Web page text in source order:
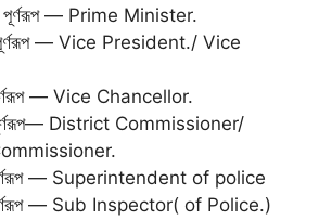
— Prime Minister.
— Vice President./ Vice
— Vice Chancellor.
District Commissioner/
— Superintendent of police
— Sub Inspector( of Police.)